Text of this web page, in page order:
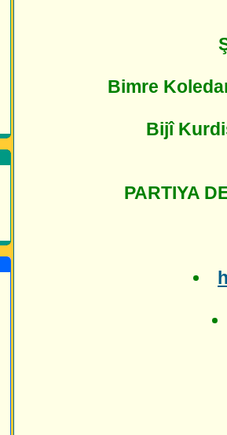
Bimre
Bijî
PARTIYA